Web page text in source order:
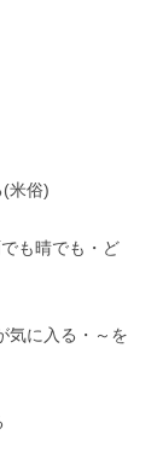
(米俗)
も晴でも・ど
気に入る・～を